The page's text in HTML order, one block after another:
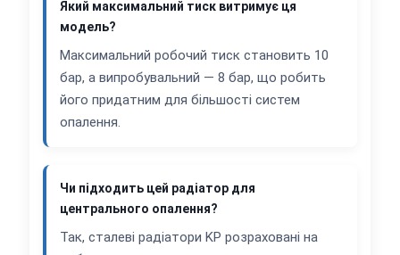
Який максимальний тиск витримує ця
модель?
Максимальний робочий тиск становить 10
бар, а випробувальний — 8 бар, що робить
його придатним для більшості систем
опалення.
Чи підходить цей радіатор для
центрального опалення?
Так, сталеві радіатори KP розраховані на